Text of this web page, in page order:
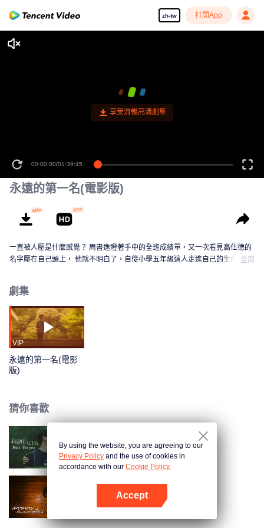
zh-tw 打開App
享受流暢高清劇集
00:00:00/01:39:45
永遠的第一名(電影版)
一直被人壓是什麼感覺？ 周書逸瞪著手中的全班成績單，又一次看見高仕德的
名字壓在自己頭上， 他就不明白了，自從小學五年級這人走進自己的生命後，
見！ 滿心愉悅迎接大學生活的他再度加入自己鍾愛的游泳社，一路被捧著，沒
想到畢業前迎新生入社傳承PK賽上竟然看見高仕德出現！這次，不僅來不及在
暗戀的學姐面前帥氣奪冠，還掉進水裡抽筋差點溺水，周書逸只有三個字…好-
想-死! 之後發現學姐和自己最好的朋友交往，他更想撞豆腐自殺，果然遇上高
仕德就是沒好事！ 他不知道天地那麼大，為何到哪高仕德總跟著他。那個人
說...「我一直看著你」，是要看到什麼時候才肯放過他？
全部
劇集
VIP
永遠的第一名(電影
版)
猜你喜歡
永遠的第一名
秘密關係
By using the website, you are agreeing to our
Privacy Policy and the use of cookies in
accordance with our Cookie Policy.
Accept